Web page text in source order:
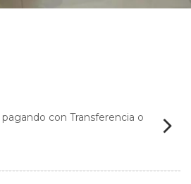
pagando con Transferencia o